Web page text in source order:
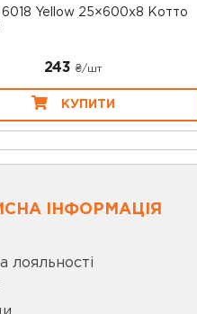
Yellow 25×600x8 Котто
243 ₴/шт
КУПИТИ
ІНФОРМАЦІЯ
лояльності